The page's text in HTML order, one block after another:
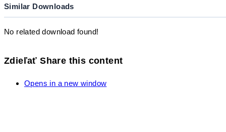
Similar Downloads
No related download found!
Zdieľať Share this content
Opens in a new window